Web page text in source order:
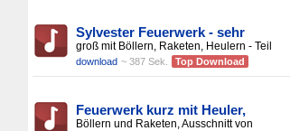
Sylvester Feuerwerk - sehr
groß mit Böllern, Raketen, Heulern - Teil
download ~ 387 Sek. Top Download
Feuerwerk kurz mit Heuler,
Böllern und Raketen, Ausschnitt von